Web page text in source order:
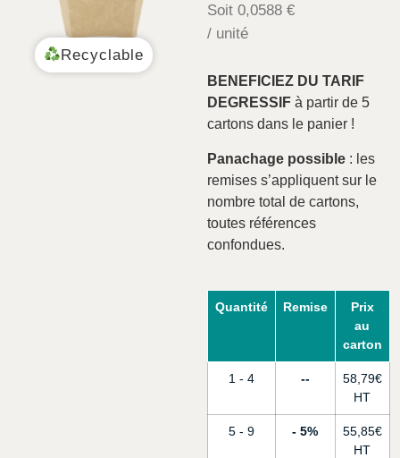
Recyclable
Soit 0,0588 €
/ unité
BENEFICIEZ DU TARIF
DEGRESSIFà partir de 5
cartons dans le panier !
Panachage possible: les
remises s’appliquent sur le
nombre total de cartons,
toutes références
confondues.
Quantité Remise
Prix
au
carton
1 - 4 - 58,79€
5 - 9 5% 55,85€